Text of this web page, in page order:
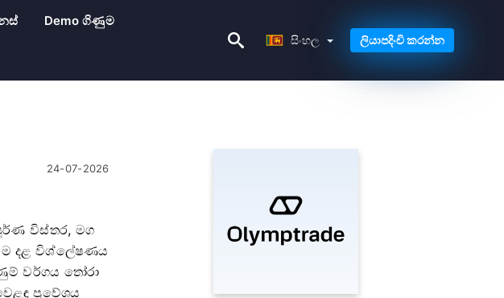
Demo ගිණුම
සිංහල ලියාපදිංචි කරන්න
24-07-2026
විස්තර, මග
දළ විශ්ලේෂණය
වර්ගය තෝරා
ප්‍රවේශය